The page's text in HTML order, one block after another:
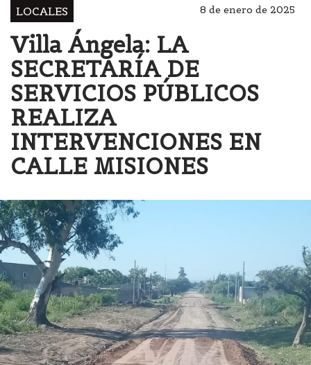
LOCALES 8 de enero de 2025
Villa Ángela: LA
SECRETARÍA DE
SERVICIOS PÚBLICOS
REALIZA
INTERVENCIONES EN
CALLE MISIONES